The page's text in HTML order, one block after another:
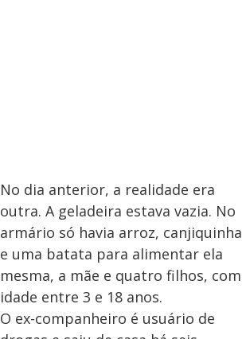
No dia anterior, a realidade era
outra. A geladeira estava vazia. No
armário só havia arroz, canjiquinha
e uma batata para alimentar ela
mesma, a mãe e quatro filhos, com
idade entre 3 e 18 anos.
O ex-companheiro é usuário de